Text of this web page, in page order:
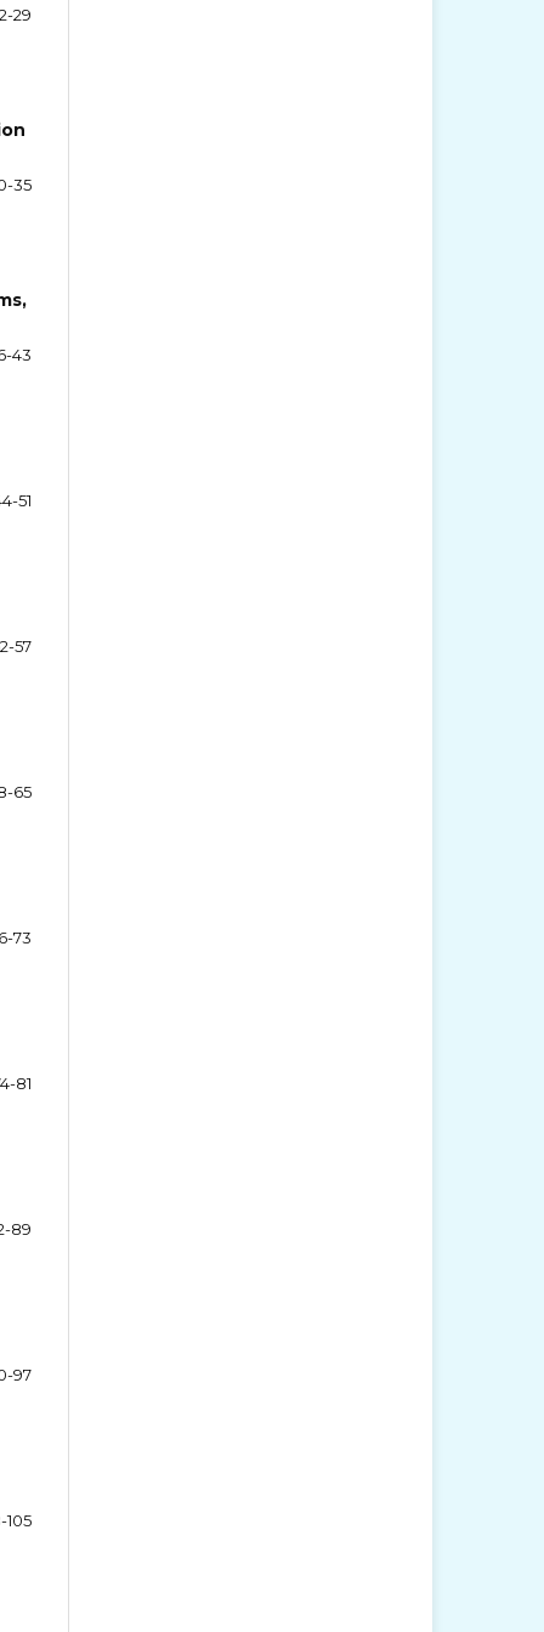
29
35
43
51
57
65
73
81
89
97
105